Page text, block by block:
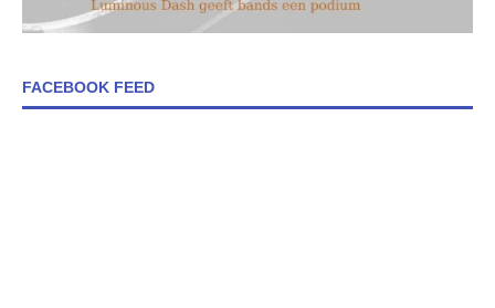
FACEBOOK FEED